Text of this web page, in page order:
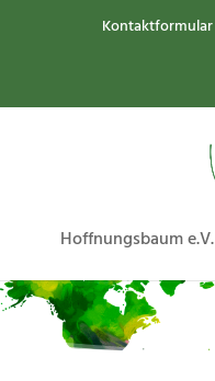
Kontaktformular
Hoffnungsbaum e.V.